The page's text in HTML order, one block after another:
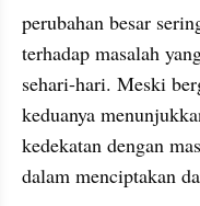
perubahan besar
terhadap masalah
sehari-hari. Meski
keduanya
kedekatan dengan
dalam menciptakan